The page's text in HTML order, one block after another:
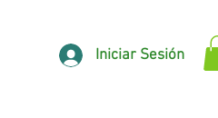
Iniciar Sesión